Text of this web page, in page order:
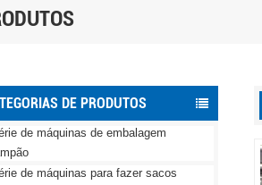
DE PRODUTOS
de máquinas de embalagem
de máquinas para fazer sacos